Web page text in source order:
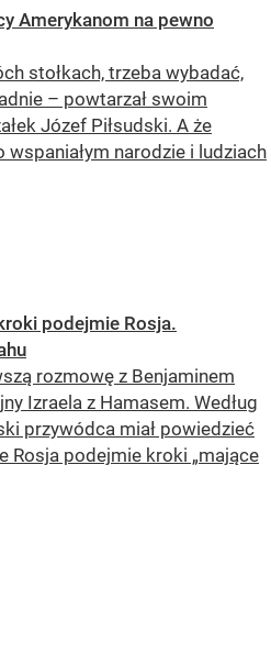
Amerykanom na pewno
stołkach, trzeba wybadać,
– powtarzał swoim
Józef Piłsudski. A że
wspaniałym narodzie i ludziach
podejmie Rosja.
rozmowę z Benjaminem
Izraela z Hamasem. Według
przywódca miał powiedzieć
Rosja podejmie kroki „mające